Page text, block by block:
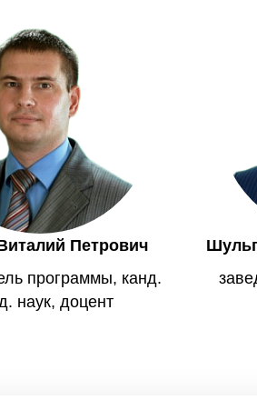
Петрович
программы, канд.
наук, доцент